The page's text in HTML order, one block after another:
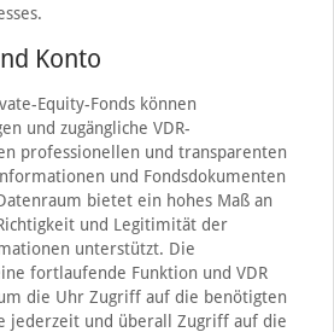
Konto
Equity-Fonds können
und zugängliche VDR-
professionellen und transparenten
und Fondsdokumenten
bietet ein hohes Maß an
und Legitimität der
unterstützt. Die
fortlaufende Funktion und VDR
die Uhr Zugriff auf die benötigten
jederzeit und überall Zugriff auf die